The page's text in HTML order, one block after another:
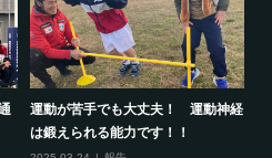
運動が苦手でも大丈夫！ 運動神経
は鍛えられる能力です！！